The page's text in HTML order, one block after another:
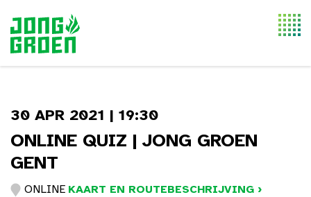
30 APR 2021 | 19:30
ONLINE QUIZ | JONG GROEN
GENT
ONLINE KAART EN ROUTEBESCHRIJVING ›